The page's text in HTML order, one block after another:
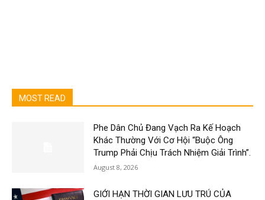
MOST READ
Phe Dân Chủ Đang Vạch Ra Kế Hoạch
Khác Thường Với Cơ Hội “Buộc Ông
Trump Phải Chịu Trách Nhiệm Giải Trình”.
August 8, 2026
GIỚI HẠN THỜI GIAN LƯU TRÚ CỦA